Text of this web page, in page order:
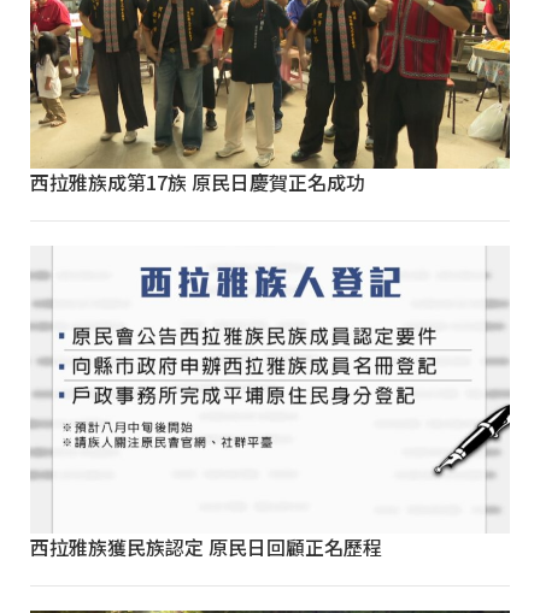
西拉雅族成第17族 原民日慶賀正名成功
西拉雅族獲民族認定 原民日回顧正名歷程